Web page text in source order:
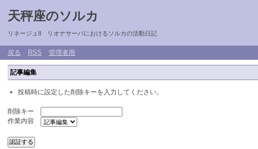
天秤座のソルカ
リネージュII リオナサーバにおけるソルカの活動日記
戻る RSS 管理者用
記事編集
投稿時に設定した削除キーを入力してください。
削除キー
作業内容